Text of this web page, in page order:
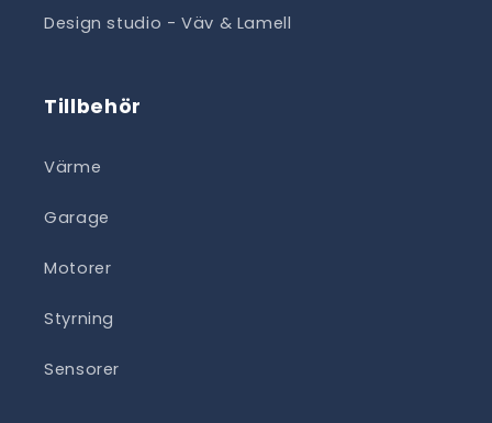
Design studio - Väv & Lamell
Tillbehör
Värme
Garage
Motorer
Styrning
Sensorer